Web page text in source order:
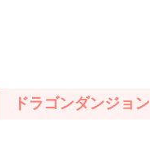
ドラゴンダンジョン